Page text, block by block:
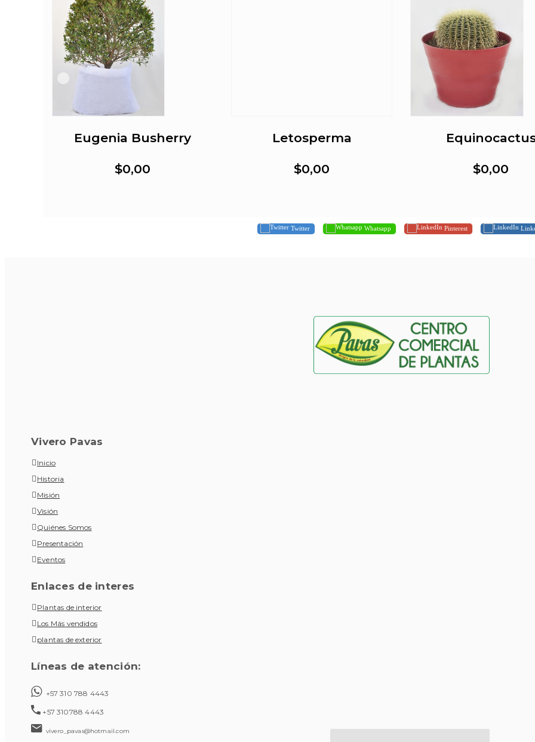
Eugenia Busherry
$0,00
Letosperma
$0,00 $0,00
Twitter Whatsapp Pinterest
Vivero Pavas
Inicio
Historia
Misión
Visión
Quiénes Somos
Presentación
Eventos
Enlaces de interes
Plantas de interior
Los Más vendidos
plantas de exterior
Líneas de atención:
+57 310 788 4443
+57 310788 4443
vivero_pavas@hotmail.com